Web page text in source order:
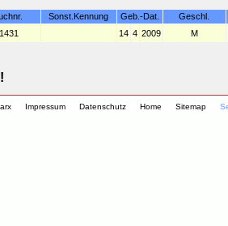
Impressum Datenschutz Home Sitemap
Sonst.Kennung Geb.-Dat. Geschl.
14 4 2009 M